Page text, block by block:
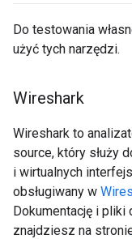
Do testowania
użyć tych narzędzi.
Wireshark
Wireshark to
source, który służy
i wirtualnych
obsługiwany w
Dokumentację i
znajdziesz na